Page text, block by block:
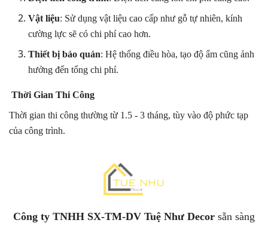
Vật liệu: Sử dụng vật liệu cao cấp như gỗ tự nhiên, kính
cường lực sẽ có chi phí cao hơn.
Thiết bị bảo quản: Hệ thống điều hòa, tạo độ ẩm cũng ảnh
hưởng đến tổng chi phí.
Thời Gian Thi Công
Thời gian thi công thường từ 1.5 - 3 tháng, tùy vào độ phức tạp
của công trình.
Công ty TNHH SX-TM-DV Tuệ Như Decor sẵn sàng